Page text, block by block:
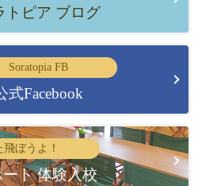
トピア ブログ
Soratopia FB
式Facebook
飛ぼうよ！
ト 体験入校